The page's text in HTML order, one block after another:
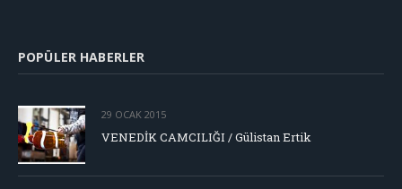
POPÜLER HABERLER
29 OCAK 2015
VENEDİK CAMCILIĞI / Gülistan Ertik